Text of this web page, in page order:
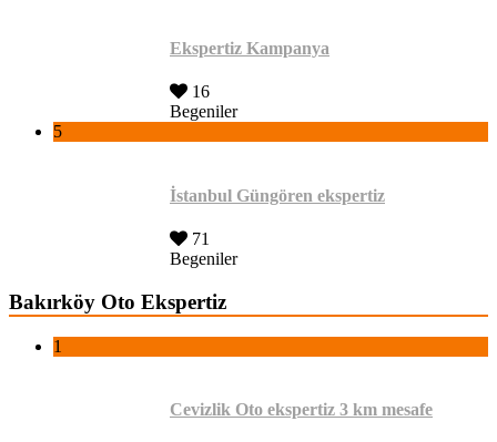
Ekspertiz Kampanya
16
Begeniler
5
İstanbul Güngören ekspertiz
71
Begeniler
Bakırköy Oto Ekspertiz
1
Cevizlik Oto ekspertiz 3 km mesafe